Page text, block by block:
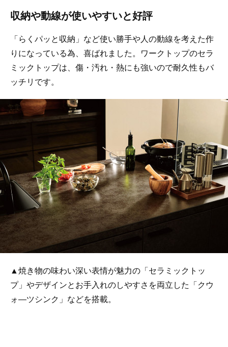
収納や動線が使いやすいと好評
「らくパッと収納」など使い勝手や人の動線を考えた作
りになっている為、喜ばれました。ワークトップのセラ
ミックトップは、傷・汚れ・熱にも強いので耐久性もバ
ッチリです。
▲焼き物の味わい深い表情が魅力の「セラミックトッ
プ」やデザインとお手入れのしやすさを両立した「クウ
ォ―ツシンク」などを搭載。